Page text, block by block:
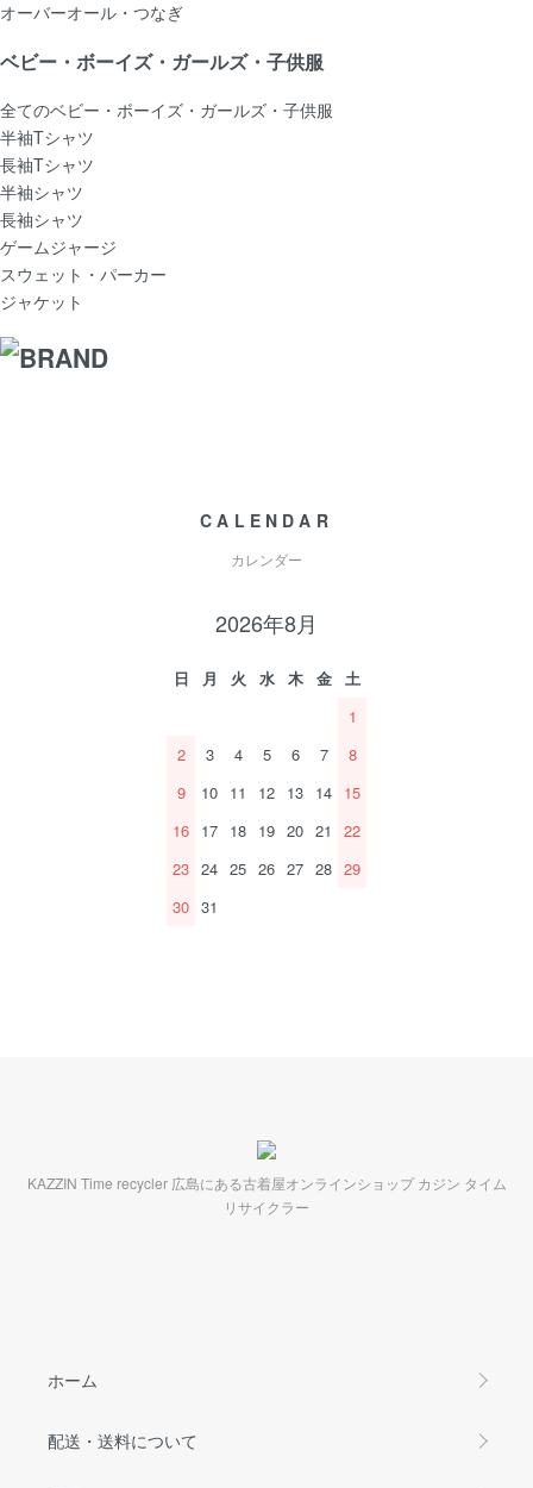
オーバーオール・つなぎ
ベビー・ボーイズ・ガールズ・子供服
全てのベビー・ボーイズ・ガールズ・子供服
半袖Tシャツ
長袖Tシャツ
半袖シャツ
長袖シャツ
ゲームジャージ
スウェット・パーカー
ジャケット
CALENDAR
カレンダー
2026年8月
日 月 火 水 木 金
土
1
2
3 4 5 6 7
8
9
10 11 12 13 14 15
16 17 18 19 20 21
22
23 24 25 26 27 28 29
30 31
KAZZIN Time recycler 広島にある古着屋オンラインショップ カジン タイム
リサイクラー
ホーム
配送・送料について